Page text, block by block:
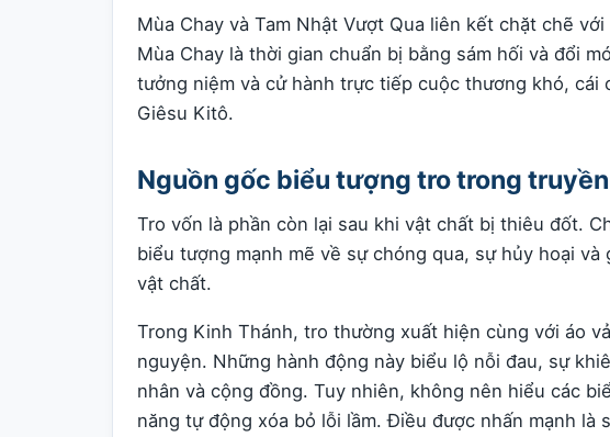
Mùa Chay và Tam Nhật Vượt Qua liên kết chặt chẽ
Mùa Chay là thời gian chuẩn bị bằng sám hối và đổi
tưởng niệm và cử hành trực tiếp cuộc thương khó,
Giêsu Kitô.
Nguồn gốc biểu tượng tro trong
Tro vốn là phần còn lại sau khi vật chất bị thiêu đốt.
biểu tượng mạnh mẽ về sự chóng qua, sự hủy hoại
vật chất.
Trong Kinh Thánh, tro thường xuất hiện cùng với áo
nguyện. Những hành động này biểu lộ nỗi đau, sự
nhân và cộng đồng. Tuy nhiên, không nên hiểu các
năng tự động xóa bỏ lỗi lầm. Điều được nhấn mạnh là